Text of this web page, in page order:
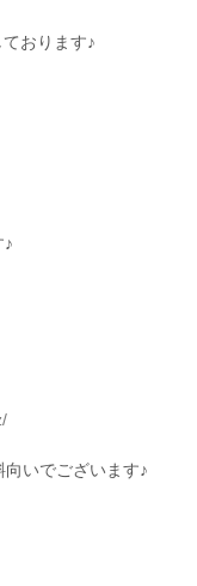
おります♪
♪
いでございます♪